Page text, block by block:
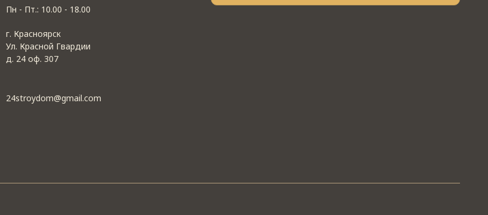
Пн - Пт.: 10.00 - 18.00
г. Красноярск
Ул. Красной Гвардии
д. 24 оф. 307
24stroydom@gmail.com